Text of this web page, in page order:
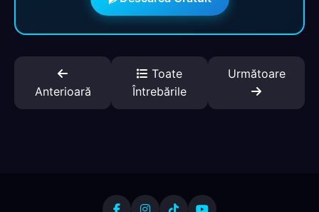
Anterioară
Toate
Întrebările
Următoare